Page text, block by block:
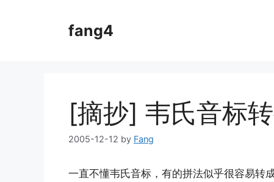
fang4
[摘抄] 韦氏音标
2005-12-12 by Fang
一直不懂韦氏音标，有的拼法似乎很容易转